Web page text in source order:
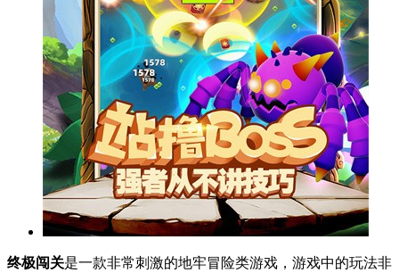
终极闯关是一款非常刺激的地牢冒险类游戏，游戏中的玩法非